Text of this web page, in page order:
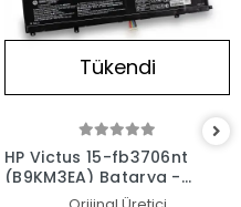
Tükendi
HP Victus 15-fb3706nt
(B9KM3EA) Batarya -